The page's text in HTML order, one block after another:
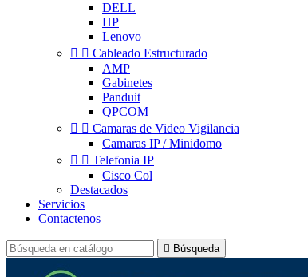
DELL
HP
Lenovo
  Cableado Estructurado
AMP
Gabinetes
Panduit
QPCOM
  Camaras de Video Vigilancia
Camaras IP / Minidomo
  Telefonia IP
Cisco Col
Destacados
Servicios
Contactenos
 Búsqueda